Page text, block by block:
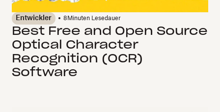
Entwickler 8 Minuten Lesedauer
Best Free and Open Source
Optical Character
Recognition (OCR)
Software